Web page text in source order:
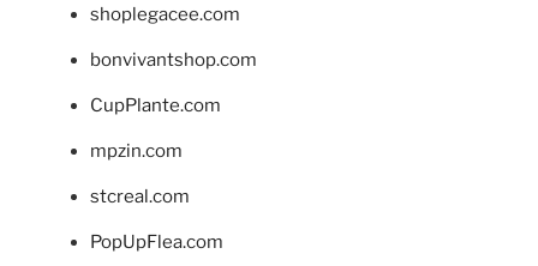
shoplegacee.com
bonvivantshop.com
CupPlante.com
mpzin.com
stcreal.com
PopUpFlea.com